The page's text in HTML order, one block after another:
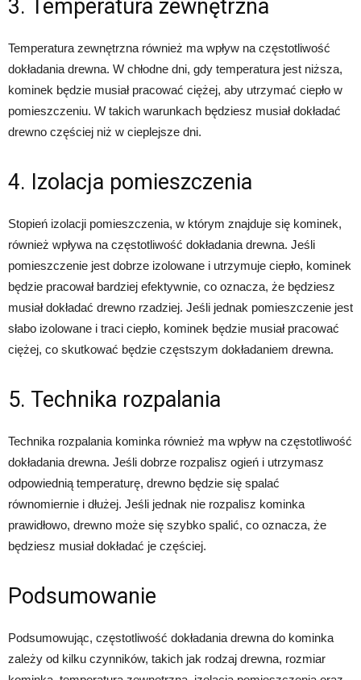
3. Temperatura zewnętrzna
Temperatura zewnętrzna również ma wpływ na częstotliwość
dokładania drewna. W chłodne dni, gdy temperatura jest niższa,
kominek będzie musiał pracować ciężej, aby utrzymać ciepło w
pomieszczeniu. W takich warunkach będziesz musiał dokładać
drewno częściej niż w cieplejsze dni.
4. Izolacja pomieszczenia
Stopień izolacji pomieszczenia, w którym znajduje się kominek,
również wpływa na częstotliwość dokładania drewna. Jeśli
pomieszczenie jest dobrze izolowane i utrzymuje ciepło, kominek
będzie pracował bardziej efektywnie, co oznacza, że będziesz
musiał dokładać drewno rzadziej. Jeśli jednak pomieszczenie jest
słabo izolowane i traci ciepło, kominek będzie musiał pracować
ciężej, co skutkować będzie częstszym dokładaniem drewna.
5. Technika rozpalania
Technika rozpalania kominka również ma wpływ na częstotliwość
dokładania drewna. Jeśli dobrze rozpalisz ogień i utrzymasz
odpowiednią temperaturę, drewno będzie się spalać
równomiernie i dłużej. Jeśli jednak nie rozpalisz kominka
prawidłowo, drewno może się szybko spalić, co oznacza, że
będziesz musiał dokładać je częściej.
Podsumowanie
Podsumowując, częstotliwość dokładania drewna do kominka
zależy od kilku czynników, takich jak rodzaj drewna, rozmiar